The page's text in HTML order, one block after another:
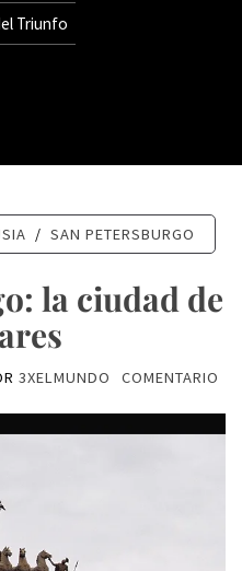
Triunfo
/ SAN PETERSBURGO
la ciudad de
3XELMUNDO COMENTARIO